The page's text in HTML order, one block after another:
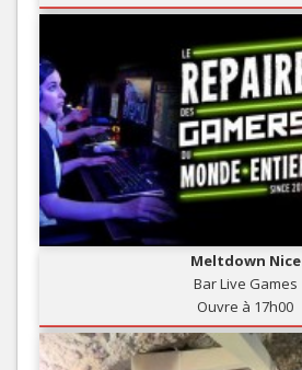
Meltdown Nice
Bar Live Games
Ouvre à 17h00